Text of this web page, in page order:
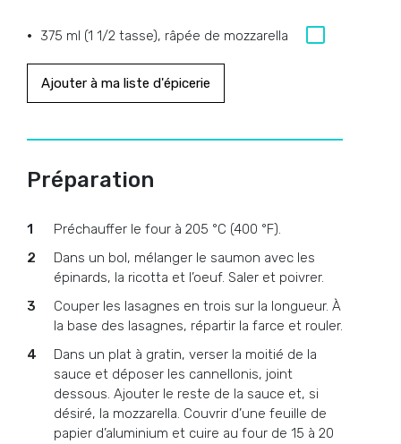
375 ml (1 1/2 tasse), râpée de mozzarella
Ajouter à ma liste d'épicerie
Préparation
Préchauffer le four à 205 °C (400 °F).
Dans un bol, mélanger le saumon avec les
épinards, la ricotta et l’oeuf. Saler et poivrer.
Couper les lasagnes en trois sur la longueur. À
la base des lasagnes, répartir la farce et rouler.
Dans un plat à gratin, verser la moitié de la
sauce et déposer les cannellonis, joint
dessous. Ajouter le reste de la sauce et, si
désiré, la mozzarella. Couvrir d’une feuille de
papier d’aluminium et cuire au four de 15 à 20